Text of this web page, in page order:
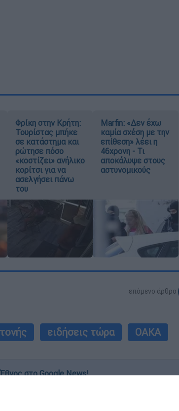
Φρίκη στην Κρήτη:
Τουρίστας μπήκε
σε κατάστημα και
ρώτησε πόσο
«κοστίζει» ανήλικο
κορίτσι για να
ασελγήσει πάνω
του
Marfin: «Δεν έχω
καμία σχέση με την
επίθεση» λέει η
46χρονη - Τι
αποκάλυψε στους
αστυνομικούς
επόμενο άρθρο
ειδήσεις τώρα ΟΑΚΑ
στο Google News!